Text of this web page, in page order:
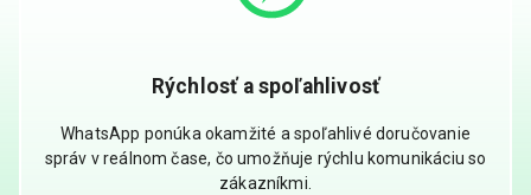
Rýchlosť a spoľahlivosť
WhatsApp ponúka okamžité a spoľahlivé doručovanie
správ v reálnom čase, čo umožňuje rýchlu komunikáciu so
zákazníkmi.